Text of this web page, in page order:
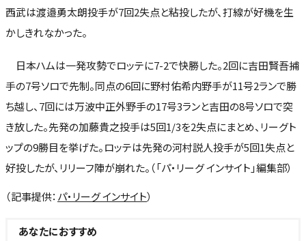
西武は渡邉勇太朗投手が7回2失点と粘投したが、打線が好機を生
かしきれなかった。
日本ハムは一発攻勢でロッテに7-2で快勝した。2回に吉田賢吾捕
手の7号ソロで先制。同点の6回に野村佑希内野手が11号2ランで勝
ち越し、7回には万波中正外野手の17号3ランと吉田の8号ソロで突
き放した。先発の加藤貴之投手は5回1/3を2失点にまとめ、リーグト
ップの9勝目を挙げた。ロッテは先発の河村説人投手が5回1失点と
好投したが、リリーフ陣が崩れた。（「パ・リーグ インサイト」編集部）
（記事提供： パ・リーグ インサイト）
あなたにおすすめ